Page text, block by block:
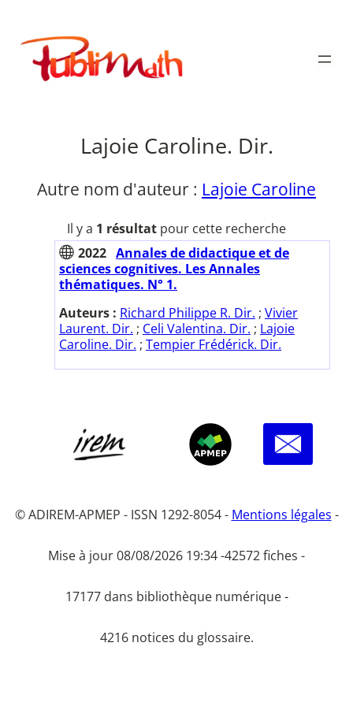
contenu
Publimath
Lajoie Caroline. Dir.
Autre nom d'auteur : Lajoie Caroline
Il y a 1 résultat pour cette recherche
2022 Annales de didactique et de
sciences cognitives. Les Annales
thématiques. N° 1.
Auteurs : Richard Philippe R. Dir. ; Vivier
Laurent. Dir. ; Celi Valentina. Dir. ; Lajoie
Caroline. Dir. ; Tempier Frédérick. Dir.
© ADIREM-APMEP - ISSN 1292-8054 - Mentions légales -
Mise à jour 08/08/2026 19:34 -42572 fiches -
17177 dans bibliothèque numérique -
4216 notices du glossaire.